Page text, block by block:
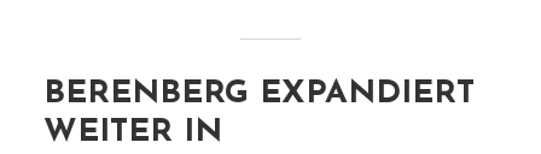
BERENBERG EXPANDIERT
WEITER IN